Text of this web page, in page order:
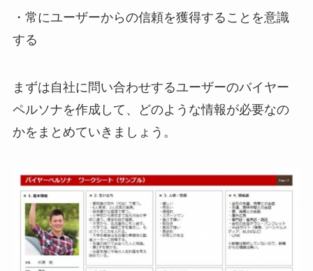
・常にユーザーからの信頼を獲得することを意識
する
まずは自社に問い合わせするユーザーのバイヤー
ペルソナを作成して、どのような情報が必要なの
かをまとめていきましょう。